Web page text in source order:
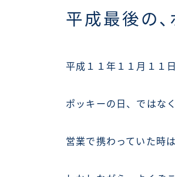
平成最後の、
平成１１年１１月１１
ポッキーの日、ではな
営業で携わっていた時